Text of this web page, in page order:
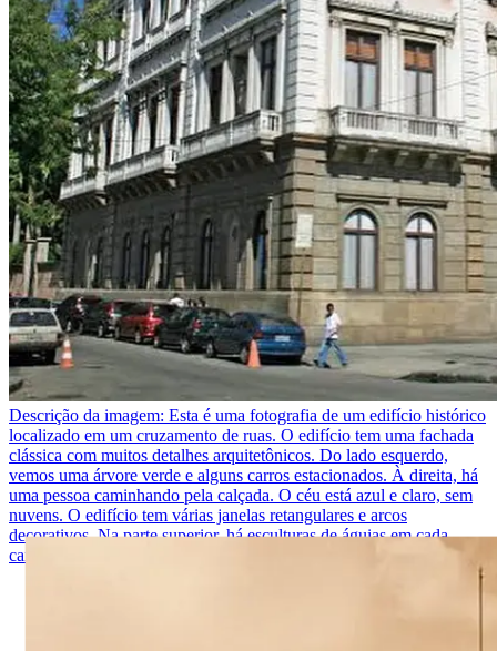
Descrição da imagem: Esta é uma fotografia de um edifício histórico
localizado em um cruzamento de ruas. O edifício tem uma fachada
clássica com muitos detalhes arquitetônicos. Do lado esquerdo,
vemos uma árvore verde e alguns carros estacionados. À direita, há
uma pessoa caminhando pela calçada. O céu está azul e claro, sem
nuvens. O edifício tem várias janelas retangulares e arcos
decorativos. Na parte superior, há esculturas de águias em cada
canto.